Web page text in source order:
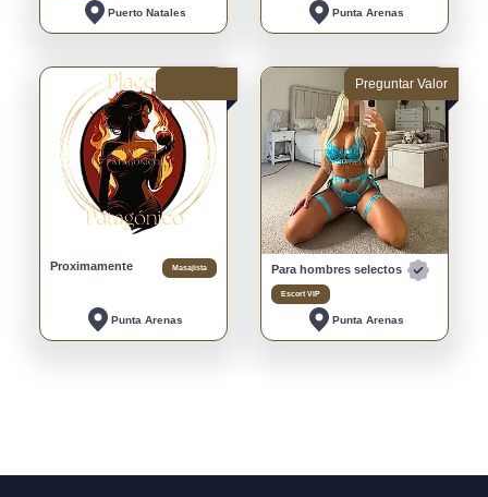
Puerto Natales Punta Arenas
Proximamente Masajista
Punta Arenas
Preguntar Valor
Para hombres selectos
Escort VIP
Punta Arenas